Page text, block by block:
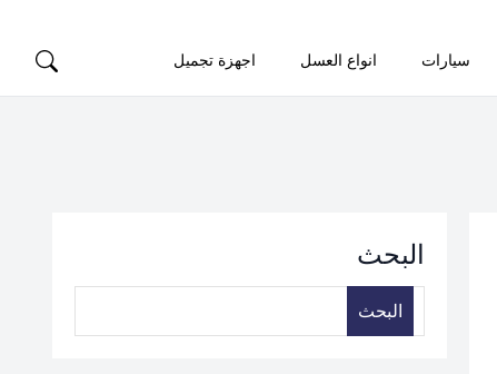
سيارات انواع العسل اجهزة تجميل
البحث
البحث